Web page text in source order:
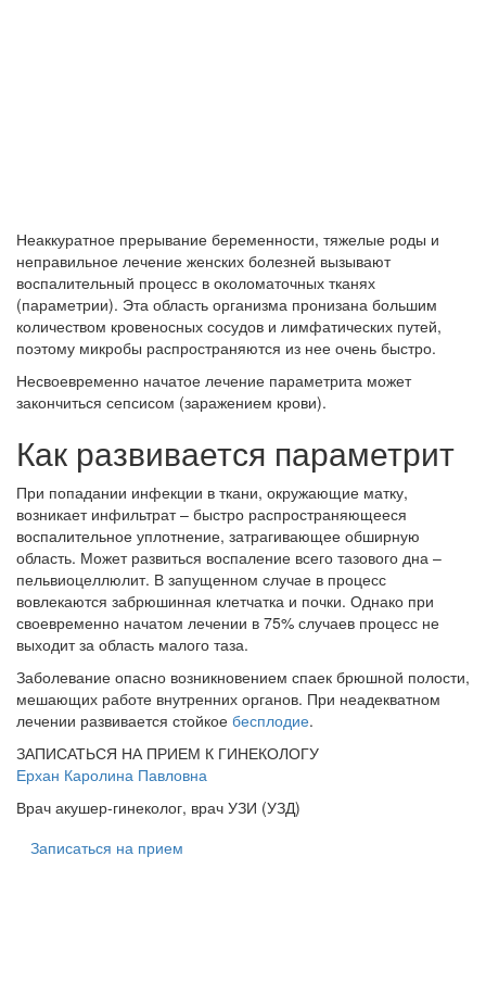
Неаккуратное прерывание беременности, тяжелые роды и
неправильное лечение женских болезней вызывают
воспалительный процесс в околоматочных тканях
(параметрии). Эта область организма пронизана большим
количеством кровеносных сосудов и лимфатических путей,
поэтому микробы распространяются из нее очень быстро.
Несвоевременно начатое лечение параметрита может
закончиться сепсисом (заражением крови).
Как развивается параметрит
При попадании инфекции в ткани, окружающие матку,
возникает инфильтрат – быстро распространяющееся
воспалительное уплотнение, затрагивающее обширную
область. Может развиться воспаление всего тазового дна –
пельвиоцеллюлит. В запущенном случае в процесс
вовлекаются забрюшинная клетчатка и почки. Однако при
своевременно начатом лечении в 75% случаев процесс не
выходит за область малого таза.
Заболевание опасно возникновением спаек брюшной полости,
мешающих работе внутренних органов. При неадекватном
лечении развивается стойкое бесплодие.
ЗАПИСАТЬСЯ НА ПРИЕМ К ГИНЕКОЛОГУ
Ерхан Каролина Павловна
Врач акушер-гинеколог, врач УЗИ (УЗД)
Записаться на прием